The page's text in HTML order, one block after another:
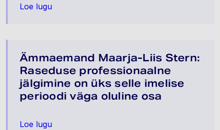
Loe lugu
Ämmaemand Maarja-Liis Stern:
Raseduse professionaalne
jälgimine on üks selle imelise
perioodi väga oluline osa
Loe lugu